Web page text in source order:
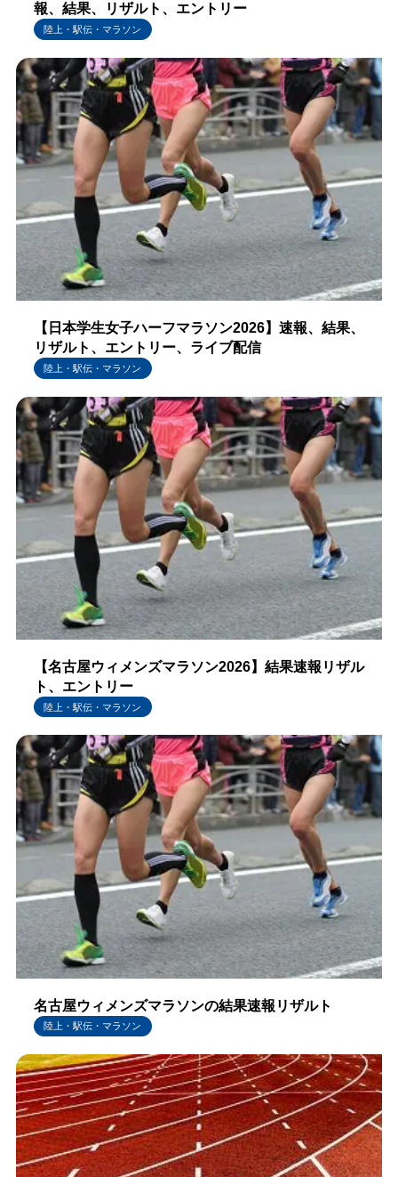
報、結果、リザルト、エントリー
陸上・駅伝・マラソン
【日本学生女子ハーフマラソン2026】速報、結果、
リザルト、エントリー、ライブ配信
陸上・駅伝・マラソン
【名古屋ウィメンズマラソン2026】結果速報リザル
ト、エントリー
陸上・駅伝・マラソン
名古屋ウィメンズマラソンの結果速報リザルト
陸上・駅伝・マラソン